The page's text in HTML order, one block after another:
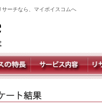
ーチなら、マイボイスコムへ